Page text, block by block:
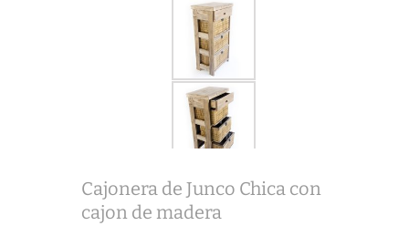
Cajonera de Junco Chica con
cajon de madera